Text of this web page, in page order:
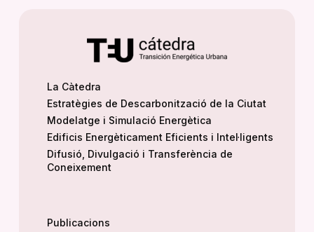
La Càtedra
Estratègies de Descarbonització de la Ciutat
Modelatge i Simulació Energètica
Edificis Energèticament Eficients i Intel·ligents
Difusió, Divulgació i Transferència de
Coneixement
Publicacions